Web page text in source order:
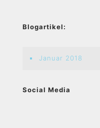
Blogartikel:
Januar 2018
Social Media